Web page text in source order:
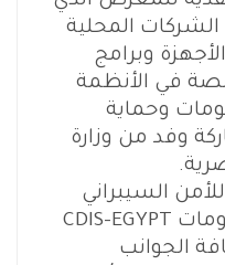
المحلية
وبرامج
في الأنظمة
وحماية
وفد من وزارة
السيبراني
وأنظمة استخبارات المعلومات CDIS-EGYPT
الجوانب